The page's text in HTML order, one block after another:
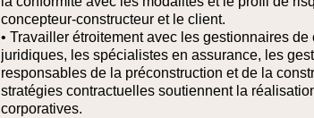
concepteur-constructeur et le client.
• Travailler étroitement avec les gestionnaires
juridiques, les spécialistes en assurance, les
responsables de la préconstruction et de la
stratégies contractuelles soutiennent la
corporatives.